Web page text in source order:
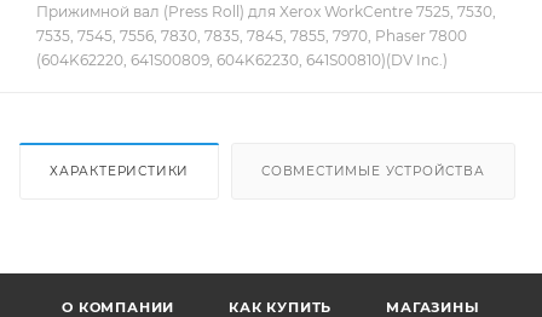
Прижимной вал (Press Roll) для Xerox WorkCentre 7525, 7530,
7535, 7545, 7556, 7830, 7835, 7845, 7855, 7970, Phaser 7800
(604K62220, 641S00809, 604K62230, 641S00810)(DV Inc.)
ХАРАКТЕРИСТИКИ СОВМЕСТИМЫЕ УСТРОЙСТВА
О КОМПАНИИ КАК КУПИТЬ МАГАЗИНЫ